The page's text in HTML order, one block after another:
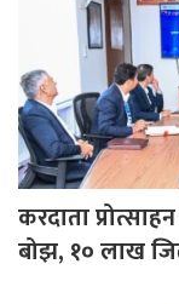
करदाता
बोझ, १० लाख